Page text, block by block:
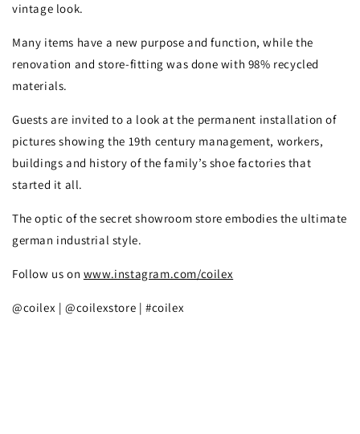
vintage look.
Many items have a new purpose and function, while the
renovation and store-fitting was done with 98% recycled
materials.
Guests are invited to a look at the permanent installation of
pictures showing the 19th century management, workers,
buildings and history of the family’s shoe factories that
started it all.
The optic of the secret showroom store embodies the ultimate
german industrial style.
Follow us on www.instagram.com/coilex
@coilex | @coilexstore | #coilex